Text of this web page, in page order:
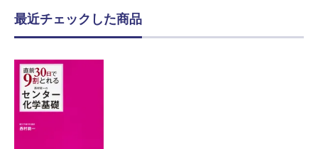
最近チェックした商品